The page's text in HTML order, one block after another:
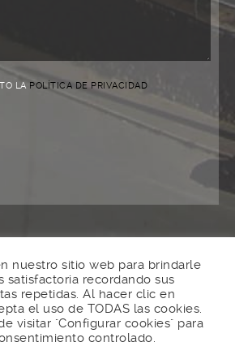
LA POLÍTICA DE PRIVACIDAD
your Bathroom.
nuestro sitio web para brindarle
satisfactoria recordando sus
repetidas. Al hacer clic en
el uso de TODAS las cookies.
visitar "Configurar cookies" para
controlado.